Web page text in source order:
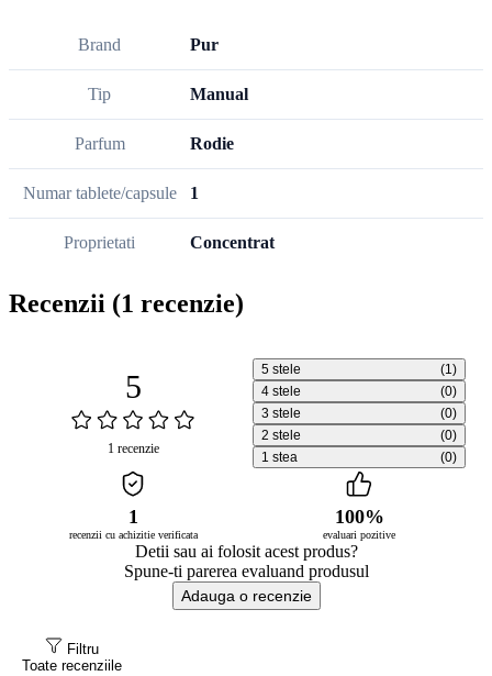
Brand Pur
Tip Manual
Parfum Rodie
Numar tablete/capsule 1
Proprietati Concentrat
Recenzii (1 recenzie)
5
1 recenzie
5 stele
(1)
4 stele
(0)
3 stele
(0)
2 stele
(0)
1 stea
(0)
1
recenzii cu achizitie verificata
100%
evaluari pozitive
Detii sau ai folosit acest produs?
Spune-ti parerea evaluand produsul
Adauga o recenzie
Filtru
Toate recenziile